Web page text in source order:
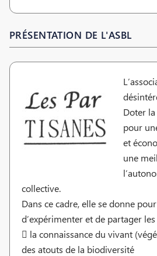
PRÉSENTATION DE L'ASBL
Doter
pour
et
une
collective.
Dans ce cadre, elle se donne
d’expérimenter et de partager
 la connaissance du vivant
des atouts de la biodiversité